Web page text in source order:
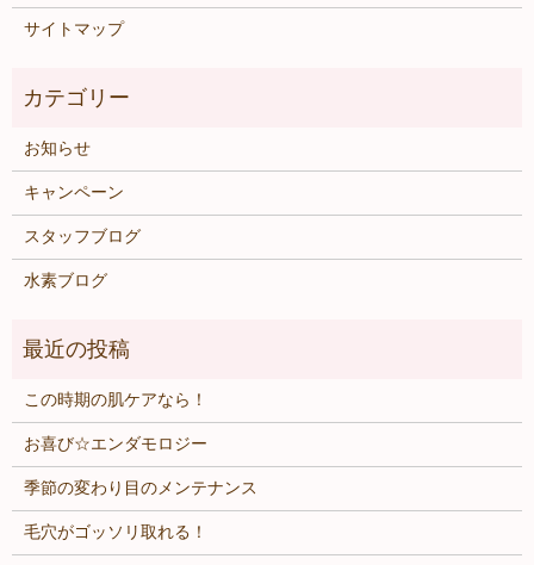
サイトマップ
お知らせ
キャンペーン
スタッフブログ
水素ブログ
この時期の肌ケアなら！
お喜び☆エンダモロジー
季節の変わり目のメンテナンス
毛穴がゴッソリ取れる！